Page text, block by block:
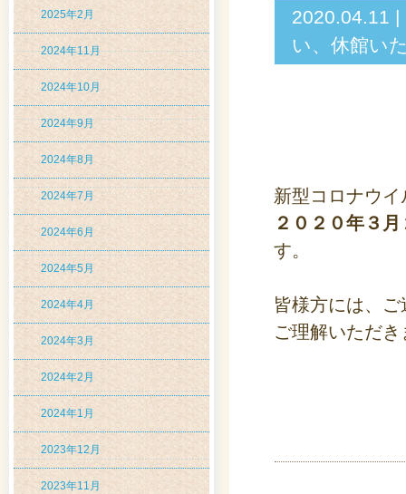
2025年2月
2024年11月
2024年10月
2024年9月
2024年8月
2024年7月
2024年6月
2024年5月
2024年4月
2024年3月
2024年2月
2024年1月
2023年12月
2023年11月
2020.04.11
い、休館い
新型コロナウ
２０２０年３
す。
皆様方には、
ご理解いただ